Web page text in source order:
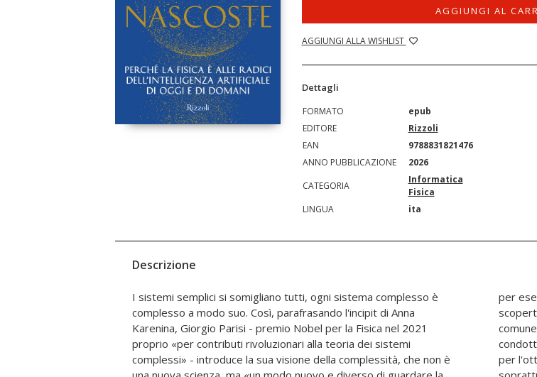
AGGIUNGI AL
AGGIUNGI ALLA WISHLIST
Dettagli
FORMATO
epub
EDITORE
Rizzoli
EAN
9788831821476
ANNO PUBBLICAZIONE
2026
CATEGORIA
Informatica
Fisica
LINGUA
ita
Descrizione
I sistemi semplici si somigliano tutti, ogni sistema complesso è
complesso a modo suo. Così, parafrasando l'incipit di Anna
Karenina, Giorgio Parisi - premio Nobel per la Fisica nel 2021
proprio «per contributi rivoluzionari alla teoria dei sistemi
complessi» - introduce la sua visione della complessità, che non è
per esempio da una piccola percentuale di ferro diluita in oro. Le
scoperte di Parisi in un campo così lontano dall'esperienza
comune non solo gli hanno fatto vincere il Nobel, ma hanno
condotto allo sviluppo di tecniche fondamentali nel mondo di oggi,
per l'ottimizzazione delle risorse, per la gestione delle reti, e